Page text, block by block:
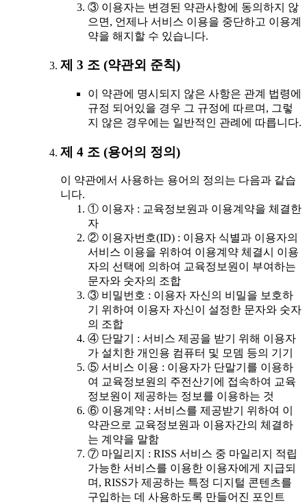
③ 이용자는 변경된 약관사항에 동의하지 않
으면, 언제나 서비스 이용을 중단하고 이용계
약을 해지할 수 있습니다.
제 3 조 (약관외 준칙)
이 약관에 명시되지 않은 사항은 관계 법령에
규정 되어있을 경우 그 규정에 따르며, 그렇
지 않은 경우에는 일반적인 관례에 따릅니다.
제 4 조 (용어의 정의)
이 약관에서 사용하는 용어의 정의는 다음과 같습
니다.
① 이용자 : 교육정보원과 이용계약을 체결한
자
② 이용자번호(ID) : 이용자 식별과 이용자의
서비스 이용을 위하여 이용계약 체결시 이용
자의 선택에 의하여 교육정보원이 부여하는
문자와 숫자의 조합
③ 비밀번호 : 이용자 자신의 비밀을 보호하
기 위하여 이용자 자신이 설정한 문자와 숫자
의 조합
④ 단말기 : 서비스 제공을 받기 위해 이용자
가 설치한 개인용 컴퓨터 및 모뎀 등의 기기
⑤ 서비스 이용 : 이용자가 단말기를 이용하
여 교육정보원의 주전산기에 접속하여 교육
정보원이 제공하는 정보를 이용하는 것
⑥ 이용계약 : 서비스를 제공받기 위하여 이
약관으로 교육정보원과 이용자간의 체결하
는 계약을 말함
⑦ 마일리지 : RISS 서비스 중 마일리지 적립
가능한 서비스를 이용한 이용자에게 지급되
며, RISS가 제공하는 특정 디지털 콘텐츠를
구입하는 데 사용하도록 만들어진 포인트